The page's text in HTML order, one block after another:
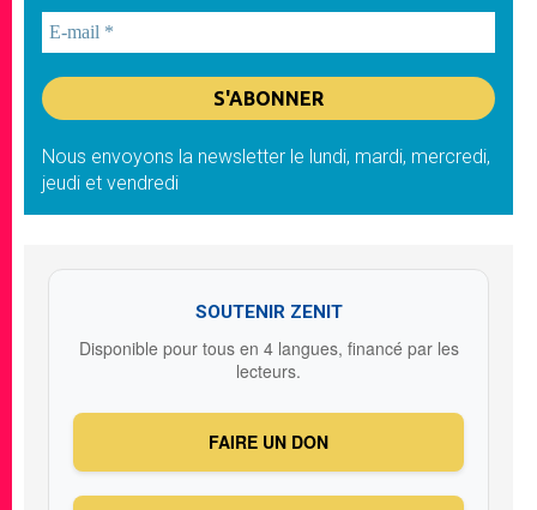
Nous envoyons la newsletter le lundi, mardi, mercredi,
jeudi et vendredi
SOUTENIR ZENIT
Disponible pour tous en 4 langues, financé par les
lecteurs.
FAIRE UN DON